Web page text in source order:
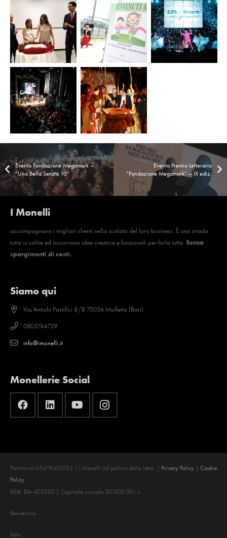
Gestione
area
hospitality
Casa
Azzurri
Organizzazione
meetings
aziendali
Shiseido
Evento
visita
ministro
Stefania
Giannini
Bosch
Evento
inaugurazione
Bosch Tec Bari
Evento
Children
Day Bosch
Christmas
Party
Bosch
Evento 10
anni
Common
Rail
BOSCH
Evento Fondazione Megamark –
“Una Bella Serata 10”
Evento Premio Letterario
“Fondazione Megamark” – IX ediz.
I Monelli
accompagnano i migliori clienti nella scalata del loro business. È una strada
tutta in salita ed occorrono idee creative e funzionali per farla tutta. Senza
spargimenti di costi.
Siamo qui
Via Antichi Pastifici 8/B 70056 Molfetta (Bari)
0805744739
info@imonelli.it
Monellerie Social
Partita iva 05478400723 | I Monelli col pallino delle idee. Privacy Policy
Cookie
Policy
REA: BA-425050 | Capitale sociale 50.000,00 i.v.
Benvenuto
Fatto